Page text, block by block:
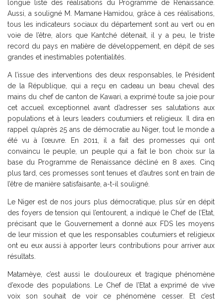
longue liste des réalisations du Programme de Renaissance.
Aussi, a souligné M. Mamane Hamidou, grâce à ces réalisations,
tous les indicateurs sociaux du département sont au vert ou en
voie de l’être, alors que Kantché détenait, il y a peu, le triste
record du pays en matière de développement, en dépit de ses
grandes et inestimables potentialités.
A l’issue des interventions des deux responsables, le Président
de la République, qui a reçu en cadeau un beau cheval des
mains du chef de canton de Kawari, a exprimé toute sa joie pour
cet accueil exceptionnel avant d’adresser ses salutations aux
populations et à leurs leaders coutumiers et religieux. Il dira en
rappel qu’après 25 ans de démocratie au Niger, tout le monde a
été vu à l’œuvre. En 2011, il a fait des promesses qui ont
convaincu le peuple, un peuple qui a fait le bon choix sur la
base du Programme de Renaissance décliné en 8 axes. Cinq
plus tard, ces promesses sont tenues et d’autres sont en train de
l’être de manière satisfaisante, a-t-il souligné.
Le Niger est de nos jours plus démocratique, plus sûr en dépit
des foyers de tension qui l’entourent, a indiqué le Chef de l’Etat,
précisant que le Gouvernement a donné aux FDS les moyens
de leur mission et que les responsables coutumiers et religieux
ont eu eux aussi à apporter leurs contributions pour arriver aux
résultats.
Matamèye, c’est aussi le douloureux et tragique phénomène
d’exode des populations. Le Chef de l’Etat a exprimé de vive
voix son souhait de voir ce phénomène cesser. Et c’est